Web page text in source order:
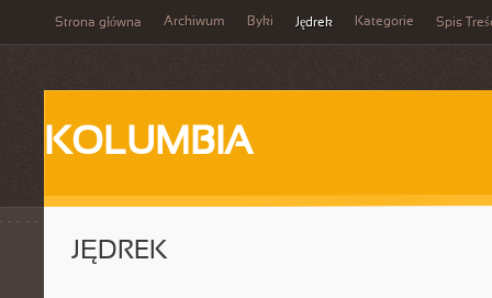
Strona główna Archiwum Byki Jędrek Kategorie Spis
KOLUMBIA
JĘDREK